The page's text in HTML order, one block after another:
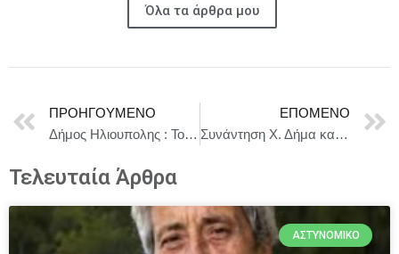
Όλα τα άρθρα μου
ΠΡΟΗΓΟΎΜΕΝΟ
Δήμος Ηλιουπολης : Το Παιδικό Σινεμά πάει την Κυριακή 20 Ιουλίου 2025 στην Πλατεία Ιωάννη Καποδίστρια (Αγία Μαύρα)
ΕΠΌΜΕΝΟ
Συνάντηση Χ. Δήμα και Κ. Κυρανάκη με τον Ισπανό Υφυπουργό Μεταφορών και Βιώσιμης Κινητικότητας
Τελευταία Άρθρα
ΑΣΤΥΝΟΜΙΚΌ